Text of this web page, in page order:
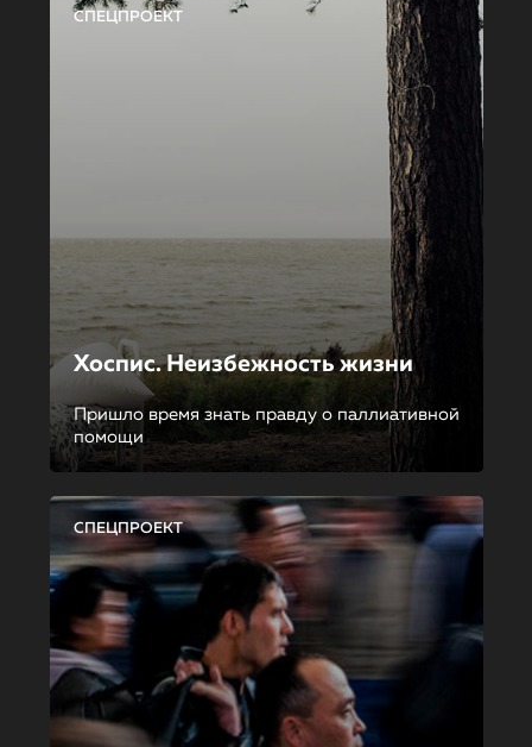
СПЕЦПРОЕКТ
Хоспис. Неизбежность жизни
Пришло время знать правду о паллиативной
помощи
СПЕЦПРОЕКТ